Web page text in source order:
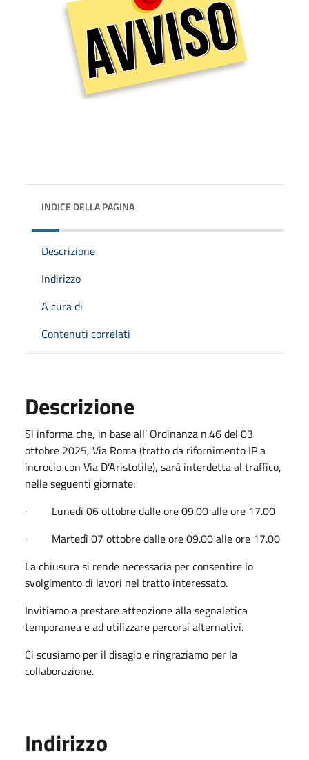
INDICE DELLA PAGINA
Descrizione
Indirizzo
A cura di
Contenuti correlati
Descrizione
Si informa che, in base all’ Ordinanza n.46 del 03
ottobre 2025, Via Roma (tratto da rifornimento IP a
incrocio con Via D’Aristotile), sarà interdetta al traffico,
nelle seguenti giornate:
· Lunedì 06 ottobre dalle ore 09.00 alle ore 17.00
· Martedì 07 ottobre dalle ore 09.00 alle ore 17.00
La chiusura si rende necessaria per consentire lo
svolgimento di lavori nel tratto interessato.
Invitiamo a prestare attenzione alla segnaletica
temporanea e ad utilizzare percorsi alternativi.
Ci scusiamo per il disagio e ringraziamo per la
collaborazione.
Indirizzo